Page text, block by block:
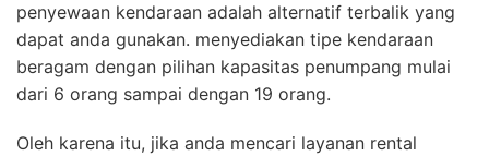
penyewaan kendaraan adalah alternatif terbalik yang
dapat anda gunakan. menyediakan tipe kendaraan
beragam dengan pilihan kapasitas penumpang mulai
dari 6 orang sampai dengan 19 orang.
Oleh karena itu, jika anda mencari layanan rental